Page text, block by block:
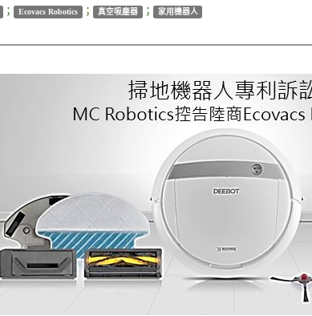
； Ecovacs Robotics ； 真空吸塵器 ； 家用機器人